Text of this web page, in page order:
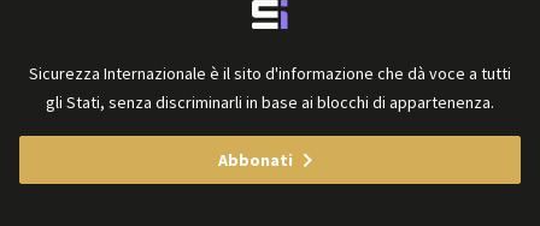
Sicurezza Internazionale è il sito d'informazione che dà voce a tutti
gli Stati, senza discriminarli in base ai blocchi di appartenenza.
Abbonati